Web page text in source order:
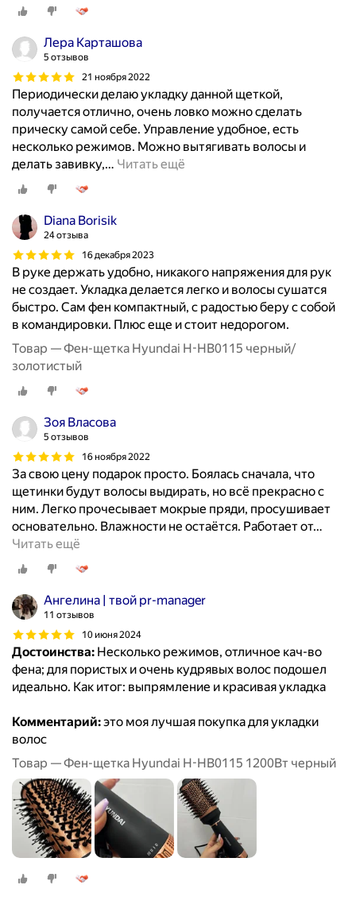
Лера Карташова
5 отзывов
21 ноября 2022
Периодически делаю укладку данной щеткой,
получается отлично, очень ловко можно сделать
прическу самой себе. Управление удобное, есть
несколько режимов. Можно вытягивать волосы и
делать завивку,… Читать ещё
Diana Borisik
24 отзыва
16 декабря 2023
В руке держать удобно, никакого напряжения для рук
не создает. Укладка делается легко и волосы сушатся
быстро. Сам фен компактный, с радостью беру с собой
в командировки. Плюс еще и стоит недорогом.
Товар — Фен-щетка Hyundai H-HB0115 черный/
золотистый
Зоя Власова
5 отзывов
16 ноября 2022
За свою цену подарок просто. Боялась сначала, что
щетинки будут волосы выдирать, но всё прекрасно с
ним. Легко прочесывает мокрые пряди, просушивает
основательно. Влажности не остаётся. Работает от…
Читать ещё
Ангелина | твой pr-manager
11 отзывов
10 июня 2024
Достоинства: Несколько режимов, отличное кач-во
фена; для пористых и очень кудрявых волос подошел
идеально. Как итог: выпрямление и красивая укладка
Комментарий:это моя лучшая покупка для укладки
волос
Товар — Фен-щетка Hyundai H-HB0115 1200Вт черный